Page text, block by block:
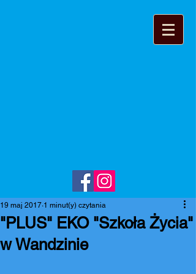
"PLUS" EKO "Szkoła Życia"
w Wandzinie
19 maj 2017 1 minut(y) czytania